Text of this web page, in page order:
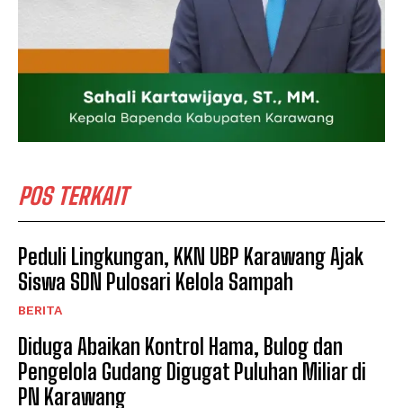
POS TERKAIT
Peduli Lingkungan, KKN UBP Karawang Ajak
Siswa SDN Pulosari Kelola Sampah
BERITA
Diduga Abaikan Kontrol Hama, Bulog dan
Pengelola Gudang Digugat Puluhan Miliar di
PN Karawang